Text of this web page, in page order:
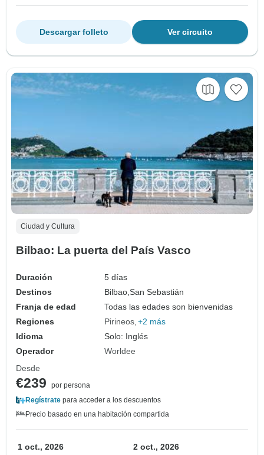
Ver circuito
Descargar folleto
Ciudad y Cultura
Bilbao: La puerta del País Vasco
Duración
5 días
Destinos
Bilbao,San Sebastián
Franja de edad
Todas las edades son bienvenidas
Regiones
Pirineos +2 más
Idioma
Solo: Inglés
Operador
Worldee
Desde
€239
por persona
Regístrate para acceder a los descuentos
Precio basado en una habitación compartida
1 oct., 2026 2 oct., 2026